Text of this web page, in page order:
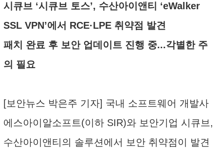
시큐브 ‘시큐브 토스’, 수산아이앤티 ‘eWalker
SSL VPN’에서 RCE·LPE 취약점 발견
패치 완료 후 보안 업데이트 진행 중...각별한 주
의 필요
[보안뉴스 박은주 기자] 국내 소프트웨어 개발사
에스아이알소프트(이하 SIR)와 보안기업 시큐브,
수산아이앤티의 솔루션에서 보안 취약점이 발견